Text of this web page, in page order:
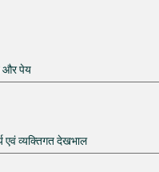
और पेय
एवं व्यक्तिगत देखभाल